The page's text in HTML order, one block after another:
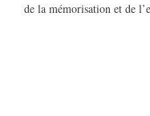
de la mémorisation et de